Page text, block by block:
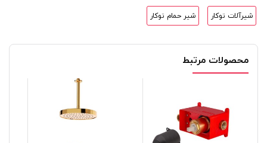
شیرآلات توکار شیر حمام توکار
محصولات مرتبط